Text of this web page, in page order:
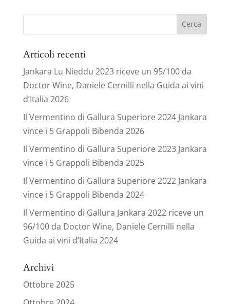
Ricerca
Articoli recenti
Jankara Lu Nieddu 2023 riceve un 95/100 da
Doctor Wine, Daniele Cernilli nella Guida ai vini
d’Italia 2026
Il Vermentino di Gallura Superiore 2024 Jankara
vince i 5 Grappoli Bibenda 2026
Il Vermentino di Gallura Superiore 2023 Jankara
vince i 5 Grappoli Bibenda 2025
Il Vermentino di Gallura Superiore 2022 Jankara
vince i 5 Grappoli Bibenda 2024
Il Vermentino di Gallura Jankara 2022 riceve un
96/100 da Doctor Wine, Daniele Cernilli nella
Guida ai vini d’Italia 2024
Archivi
Ottobre 2025